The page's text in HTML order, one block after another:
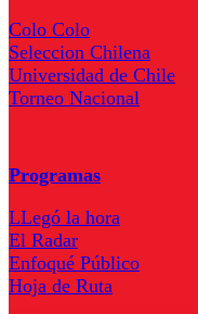
Colo Colo
Seleccion Chilena
Universidad de Chile
Torneo Nacional
Programas
LLegó la hora
El Radar
Enfoqué Público
Hoja de Ruta